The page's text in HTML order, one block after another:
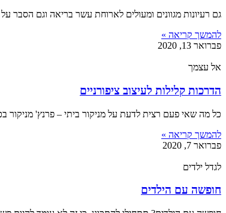
גם רעיונות מגוונים ומעולים לארוחת עשר בריאה וגם הסבר
להמשך קריאה »
פברואר 13, 2020
אל עצמך
הדרכות קלילות לעיצוב ציפורניים
כל מה שאי פעם רצית לדעת על מניקור ביתי – פרנץ' מניקור
להמשך קריאה »
פברואר 7, 2020
לגדל ילדים
חופשה עם הילדים